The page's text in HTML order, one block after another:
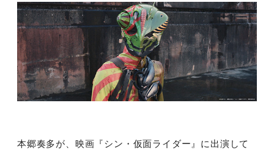
本郷奏多が、映画『シン・仮面ライダー』に出演して